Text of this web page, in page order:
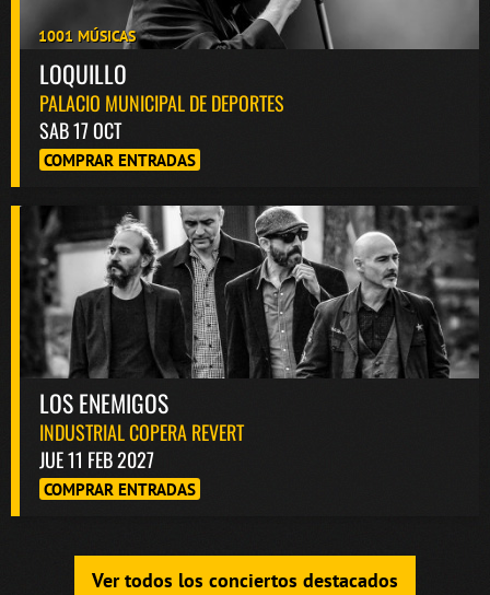
1001 MÚSICAS
LOQUILLO
PALACIO MUNICIPAL DE DEPORTES
SAB 17 OCT
COMPRAR ENTRADAS
LOS ENEMIGOS
INDUSTRIAL COPERA REVERT
JUE 11 FEB 2027
COMPRAR ENTRADAS
Ver todos los conciertos destacados